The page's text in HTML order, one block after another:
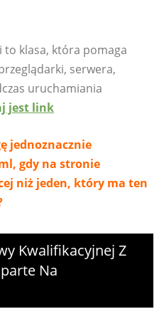
to klasa, która pomaga
serwera,
uruchamiania
jest link
jednoznacznie
gdy na stronie
niż jeden, który ma ten
Kwalifikacyjnej Z
Na